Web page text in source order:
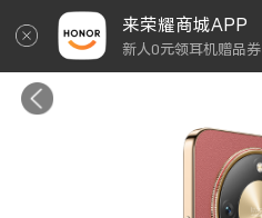
来荣耀商城APP
新人0元领耳机赠品券